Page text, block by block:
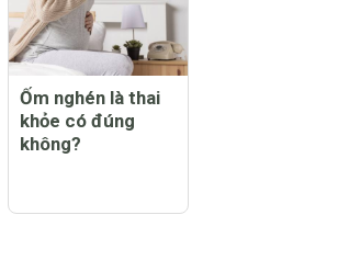
Ốm nghén là thai
khỏe có đúng
không?